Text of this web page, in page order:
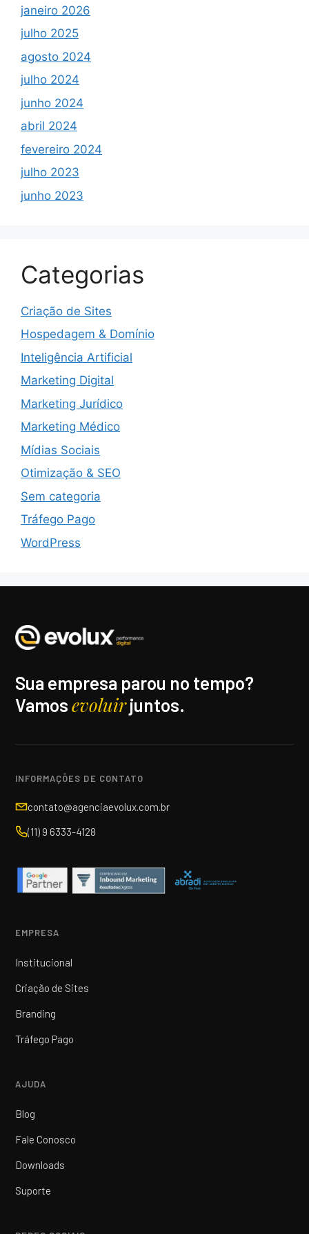
janeiro 2026
julho 2025
agosto 2024
julho 2024
junho 2024
abril 2024
fevereiro 2024
julho 2023
junho 2023
Categorias
Criação de Sites
Hospedagem & Domínio
Inteligência Artificial
Marketing Digital
Marketing Jurídico
Marketing Médico
Mídias Sociais
Otimização & SEO
Sem categoria
Tráfego Pago
WordPress
Sua empresa parou no tempo?
Vamosevoluirjuntos.
INFORMAÇÕES DE CONTATO
contato@agenciaevolux.com.br
(11) 9 6333-4128
EMPRESA
Institucional
Criação de Sites
Branding
Tráfego Pago
AJUDA
Blog
Fale Conosco
Downloads
Suporte